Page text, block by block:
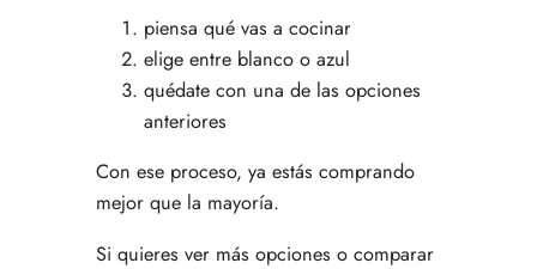
piensa qué vas a cocinar
elige entre blanco o azul
quédate con una de las opciones
anteriores
Con ese proceso, ya estás comprando
mejor que la mayoría.
Si quieres ver más opciones o comparar